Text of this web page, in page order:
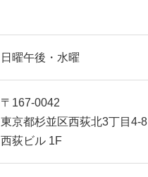
日曜午後・水曜
〒167-0042
東京都杉並区西荻北3丁目4-8
西荻ビル 1F